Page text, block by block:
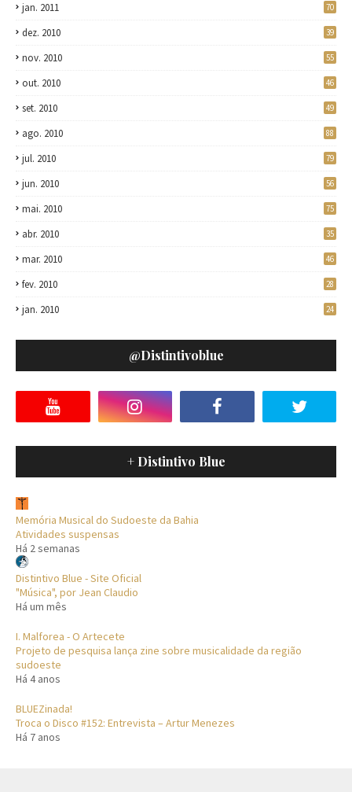
jan. 2011 70
dez. 2010 39
nov. 2010 55
out. 2010 46
set. 2010 49
ago. 2010 88
jul. 2010 79
jun. 2010 56
mai. 2010 75
abr. 2010 35
mar. 2010 46
fev. 2010 28
jan. 2010 24
@distintivoblue
+ Distintivo Blue
Memória Musical do Sudoeste da Bahia
Atividades suspensas
Há 2 semanas
Distintivo Blue - Site Oficial
"Música", por Jean Claudio
Há um mês
I. Malforea - O Artecete
Projeto de pesquisa lança zine sobre musicalidade da região
sudoeste
Há 4 anos
BLUEZinada!
Troca o Disco #152: Entrevista – Artur Menezes
Há 7 anos